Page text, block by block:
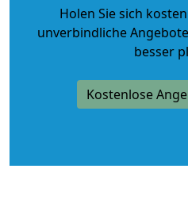
Holen Sie sich
unverbindliche Angebote
besser
Kostenlose